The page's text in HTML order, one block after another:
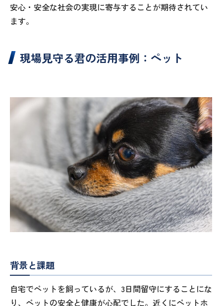
安心・安全な社会の実現に寄与することが期待されてい
ます。
現場見守る君の活用事例：ペット
背景と課題
自宅でペットを飼っているが、3日間留守にすることにな
り、ペットの安全と健康が心配でした。近くにペットホ